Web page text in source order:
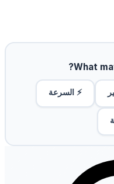
What
⚡ السرعة